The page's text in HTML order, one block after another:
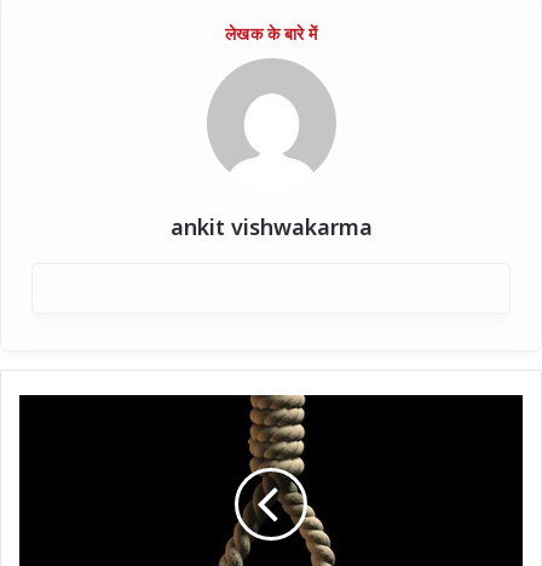
ankit vishwakarma